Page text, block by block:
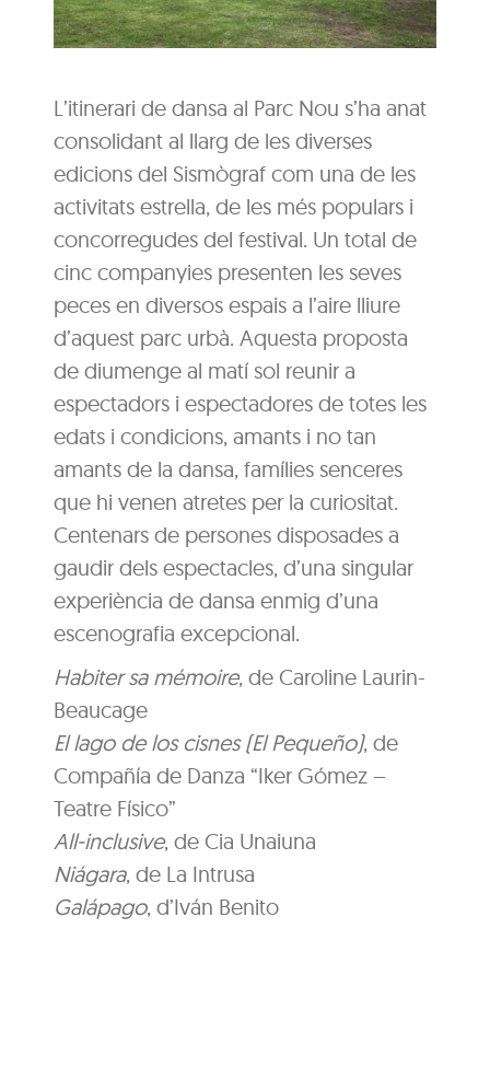
L’itinerari de dansa al Parc Nou s’ha anat
consolidant al llarg de les diverses
edicions del Sismògraf com una de les
activitats estrella, de les més populars i
concorregudes del festival. Un total de
cinc companyies presenten les seves
peces en diversos espais a l’aire lliure
d’aquest parc urbà. Aquesta proposta
de diumenge al matí sol reunir a
espectadors i espectadores de totes les
edats i condicions, amants i no tan
amants de la dansa, famílies senceres
que hi venen atretes per la curiositat.
Centenars de persones disposades a
gaudir dels espectacles, d’una singular
experiència de dansa enmig d’una
escenografia excepcional.
Habiter sa mémoire, de Caroline Laurin-
Beaucage
El lago de los cisnes (El Pequeño), de
Compañía de Danza “Iker Gómez –
Teatre Físico”
All-inclusive, de Cia Unaiuna
Niágara, de La Intrusa
Galápago, d’Iván Benito